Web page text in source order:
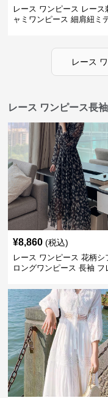
レース ワンピース レース
ャミワンピース 細肩紐ミ
レース
レース ワンピース長
¥8,860 (税込)
レース ワンピース 花柄シ
ロングワンピース 長袖 フ